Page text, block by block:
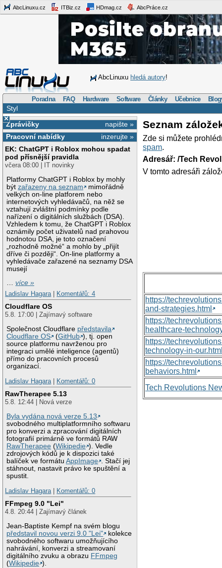
AbcLinuxu.cz ITBiz.cz HDmag.cz AbcPráce.cz
AbcLinuxu hledá autory!
Poradna FAQ Hardware Software Články Učebnice
Styl
×
napište »
Zprávičky
inzerujte »
Pracovní nabídky
EK: ChatGPT i Roblox mohou spadat
pod přísnější pravidla
včera 08:00 | IT novinky
Platformy ChatGPT i Roblox by mohly
býtzařazeny na seznam
mimořádně
velkých on-line platforem nebo
internetových vyhledávačů, na něž se
vztahují zvláštní podmínky podle
nařízení o digitálních službách (DSA).
Vzhledem k tomu, že ChatGPT i Roblox
oznámily počet uživatelů nad prahovou
hodnotou DSA, je toto označení
„rozhodně možné“ a mohlo by „přijít
dříve či později“. On-line platformy a
vyhledávače zařazené na seznamy DSA
musejí
…více »
Ladislav Hagara
Komentářů: 4
Cloudflare OS
5.8. 17:00 | Zajímavý software
Společnost Cloudflare představila
Cloudflare OS
(GitHub ), tj. open
source platformu navrženou pro
integraci umělé inteligence (agentů)
přímo do pracovních procesů
organizací.
Ladislav Hagara
Komentářů: 0
RawTherapee 5.13
5.8. 12:44 | Nová verze
Byla vydána nová verze 5.13
svobodného multiplatformního softwaru
pro konverzi a zpracování digitálních
fotografií primárně ve formátů RAW
RawTherapee (Wikipedie ). Vedle
zdrojových kódů je k dispozici také
balíček ve formátuAppImage . Stačí jej
stáhnout, nastavit právo ke spuštění a
spustit.
Ladislav Hagara
Komentářů: 0
FFmpeg 9.0 "Lei"
4.8. 20:44 | Zajímavý článek
Jean-Baptiste Kempf na svém blogu
představil novou verzi 9.0 "Lei"
kolekce
svobodného softwaru umožňujícího
nahrávání, konverzi a streamovaní
digitálního zvuku a obrazu FFmpeg
(Wikipedie ).
Seznam
Zde si můžete
spam.
Adresář: /Tech
V tomto adresáři
https://
and-strategies.html
https://
healthcare-
https://
technology-in-
https://
behaviors.html
Tech Revolutions